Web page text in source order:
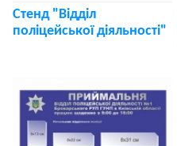
Стенд "Відділ
поліцейської діяльності"